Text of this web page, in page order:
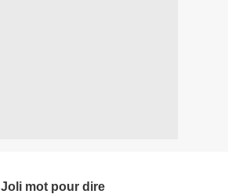
Joli mot pour dire